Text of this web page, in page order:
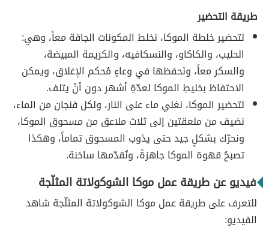
طريقة التحضير
لتحضير خلطة الموكا، نخلط المكونات الجافة معاً، وهي:
الحليب، والكاكاو، والنسكافيه، والكريمة المبيضة،
والسكر معاً، ونَحفظها في وعاءٍ مُحكم الإغلاق، ويمكن
الاحتفاظ بخليطِ الموكا لعدّةِ أشهر دون أنْ يتلف.
لتحضير الموكا، نغلي ماء على النار، ولكل فنجان من الماء،
نضيف من ملعقتين إلى ثلاث ملاعق من مسحوق الموكا،
ونحرّك بشكلٍ جيد حتى يذوب المسحوق تماماً، وهكذا
تصبحُ قهوة الموكا جاهزةً، ونُقدّمها ساخنة.
فيديو عن طريقة عمل موكا الشوكولاتة المثلّجة
للتعرف على طريقة عمل موكا الشوكولاتة المثلّجة شاهد
الفيديو: